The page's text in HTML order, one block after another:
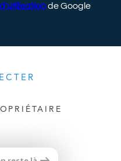
de Google